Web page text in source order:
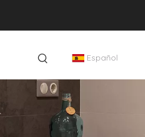
Español